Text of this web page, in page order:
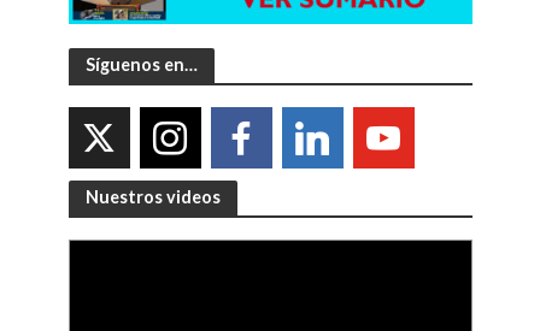
Síguenos en…
Nuestros videos